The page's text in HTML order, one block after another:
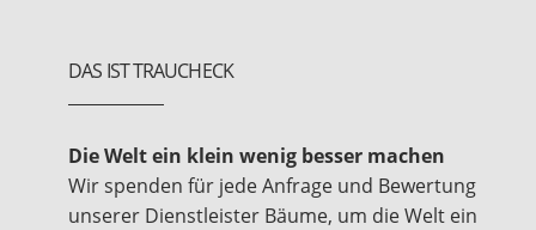
DAS IST TRAUCHECK
Die Welt ein klein wenig besser machen
Wir spenden für jede Anfrage und Bewertung
unserer Dienstleister Bäume, um die Welt ein